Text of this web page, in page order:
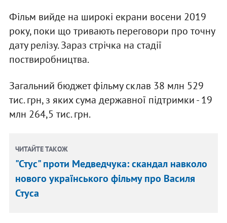
Фільм вийде на широкі екрани восени 2019
року, поки що тривають переговори про точну
дату релізу. Зараз стрічка на стадії
поствиробництва.
Загальний бюджет фільму склав 38 млн 529
тис. грн, з яких сума державної підтримки - 19
млн 264,5 тис. грн.
ЧИТАЙТЕ ТАКОЖ
"Стус" проти Медведчука: скандал навколо
нового українського фільму про Василя
Стуса